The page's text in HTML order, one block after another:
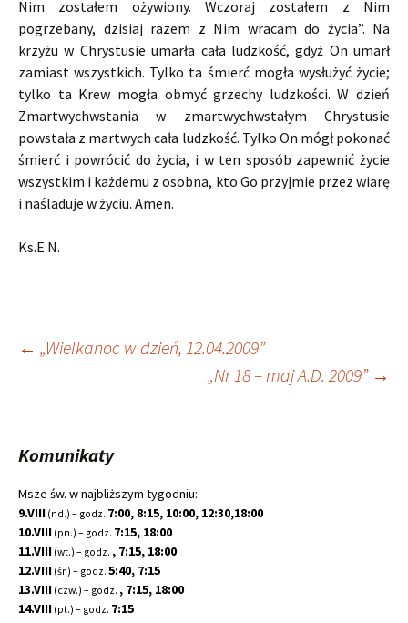
Nim zostałem ożywiony. Wczoraj zostałem z Nim
pogrzebany, dzisiaj razem z Nim wracam do życia”. Na
krzyżu w Chrystusie umarła cała ludzkość, gdyż On umarł
zamiast wszystkich. Tylko ta śmierć mogła wysłużyć życie;
tylko ta Krew mogła obmyć grzechy ludzkości. W dzień
Zmartwychwstania w zmartwychwstałym Chrystusie
powstała z martwych cała ludzkość. Tylko On mógł pokonać
śmierć i powrócić do życia, i w ten sposób zapewnić życie
wszystkim i każdemu z osobna, kto Go przyjmie przez wiarę
i naśladuje w życiu. Amen.
Ks.E.N.
Nawigacja
← „Wielkanoc w dzień, 12.04.2009”
„Nr 18 – maj A.D. 2009” →
Komunikaty
Msze św. w najbliższym tygodniu:
9.VIII (nd.) – godz. 7:00, 8:15, 10:00, 12:30,18:00
10.VIII (pn.) – godz. 7:15, 18:00
11.VIII (wt.) – godz. , 7:15, 18:00
12.VIII (śr.) – godz. 5:40, 7:15
13.VIII (czw.) – godz. , 7:15, 18:00
14.VIII (pt.) – godz. 7:15